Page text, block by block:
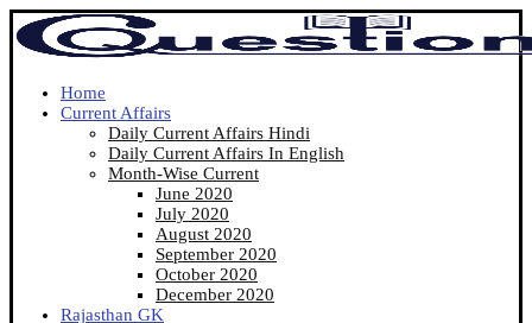
Home
Current Affairs
Daily Current Affairs Hindi
Daily Current Affairs In English
Month-Wise Current
June 2020
July 2020
August 2020
September 2020
October 2020
December 2020
Rajasthan GK